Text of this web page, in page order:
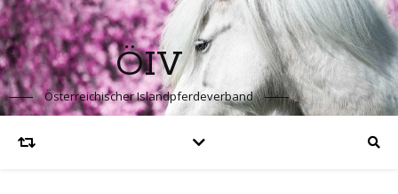
ÖIV
Österreichischer Islandpferdeverband